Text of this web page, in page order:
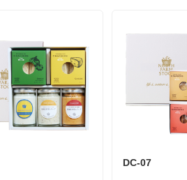
DC-07